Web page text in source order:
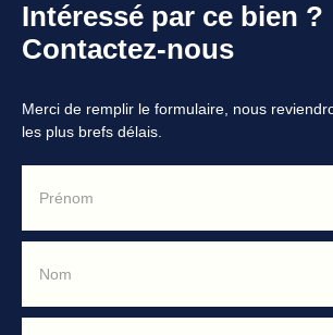
Intéressé par ce bien ?
Contactez-nous
Merci de remplir le formulaire, nous
les plus brefs délais.
Prénom
Nom